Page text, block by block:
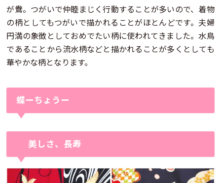
が鴦。つがいで仲睦まじく行動することが多いので、着物
の柄としてもつがいで描かれることがほとんどです。夫婦
円満の象徴としておめでたい柄に使われてきました。水鳥
であることから流水柄などと描かれることが多くとしても
華やかな柄となります。
蝶ーちょうー
美しさ、長寿